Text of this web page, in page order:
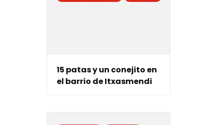
15 patas y un conejito en
el barrio de Itxasmendi